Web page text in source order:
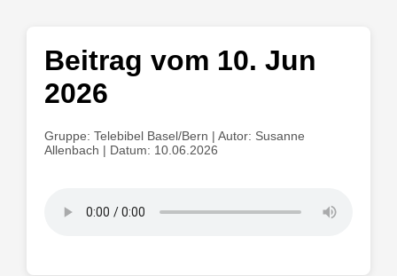
Beitrag vom 10. Jun
2026
Gruppe: Telebibel Basel/Bern | Autor: Susanne
Allenbach | Datum: 10.06.2026